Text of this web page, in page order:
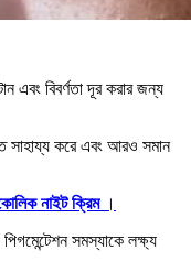
বিবর্ণতা দূর করার জন্য
সাহায্য করে এবং আরও সমান
নাইট ক্রিম।
সমস্যাকে লক্ষ্য